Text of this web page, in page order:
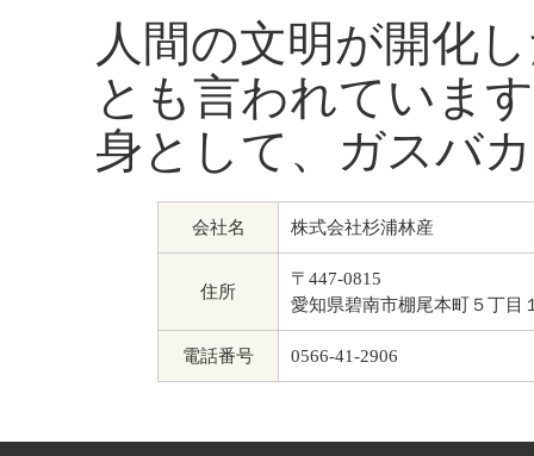
人間の文明が開化
とも言われていま
身として、ガスバ
会社名 株式会社杉浦林産
住所
〒447-0815
愛知県碧南市棚尾本町５丁目
電話番号 0566-41-2906